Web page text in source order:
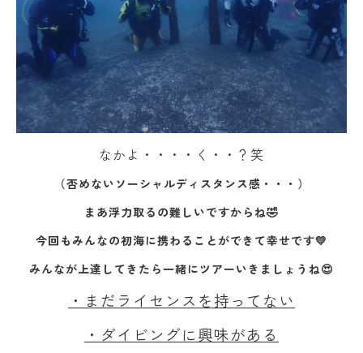
なかよ・・・・く・・？笑
（否めないソーシャルディスタンス感・・・）
まあ浮力取るの難しいですからね🤣
今回もみんなの初海に携わることができて幸せです💛
みんなが上達してきたら一緒にツアーいきましょうね😍
・まだライセンスを持ってない
・ダイビングに興味がある